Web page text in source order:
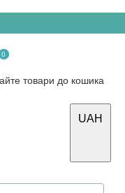
0
товари до кошика
UAH